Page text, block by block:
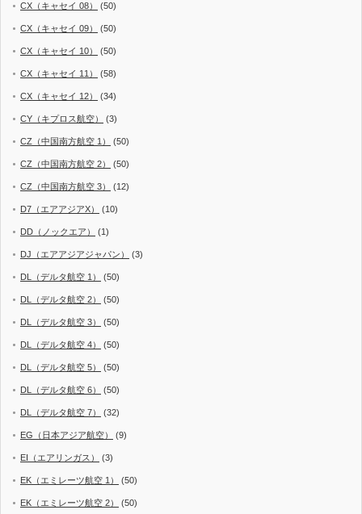
CX（キャセイ 08） (50)
CX（キャセイ 09） (50)
CX（キャセイ 10） (50)
CX（キャセイ 11） (58)
CX（キャセイ 12） (34)
CY（キプロス航空） (3)
CZ（中国南方航空 1） (50)
CZ（中国南方航空 2） (50)
CZ（中国南方航空 3） (12)
D7（エアアジアX） (10)
DD（ノックエア） (1)
DJ（エアアジアジャパン） (3)
DL（デルタ航空 1） (50)
DL（デルタ航空 2） (50)
DL（デルタ航空 3） (50)
DL（デルタ航空 4） (50)
DL（デルタ航空 5） (50)
DL（デルタ航空 6） (50)
DL（デルタ航空 7） (32)
EG（日本アジア航空） (9)
EI（エアリンガス） (3)
EK（エミレーツ航空 1） (50)
EK（エミレーツ航空 2） (50)